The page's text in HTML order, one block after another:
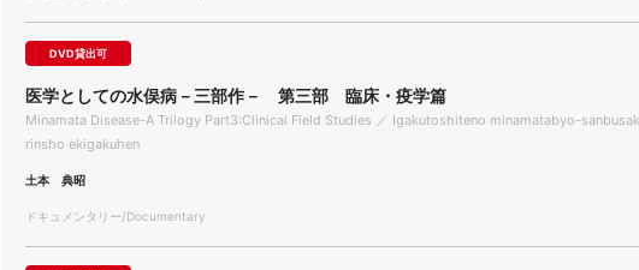
DVD貸出可
医学としての水俣病－三部作－ 第三部 臨床・疫学篇
Minamata Disease-A Trilogy Part3:Clinical Field Studies ／ Igakutoshiteno minamatabyo-
rinsho ekigakuhen
土本 典昭
ドキュメンタリー/Documentary